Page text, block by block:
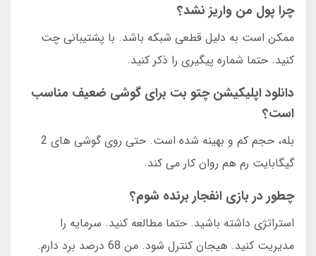
چرا پول من واریز نشد؟
ممکن است به دلیل قطعی شبکه باشد. با پشتیبانی چت
کنید. حتما شماره پیگیری را ذکر کنید.
دانلود اپلیکیشن چتو بت برای گوشی ضعیف مناسب
است؟
بله، حجم کم و بهینه شده است. حتی روی گوشی های 2
گیگابایت رم هم روان کار می کند.
چطور در بازی انفجار برنده شوم؟
استراتژی داشته باشید. حتما مطالعه کنید. سرمایه را
مدیریت کنید. هیجان کنترل شود. من 68 درصد برد دارم.